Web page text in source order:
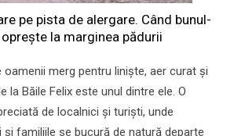
pe pista de alergare. Când bunul-
la marginea pădurii
oamenii merg pentru liniște, aer curat și
la Băile Felix este unul dintre ele. O
de localnici și turiști, unde
și familiile se bucură de natură departe